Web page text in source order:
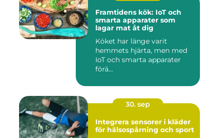
Framtidens kök: IoT och
smarta apparater som
lagar mat åt dig
Köket har länge varit
hemmets hjärta, men med
IoT och smarta apparater
förä...
30. sep
Integrera sensorer i kläder
för hälsospårning och sport